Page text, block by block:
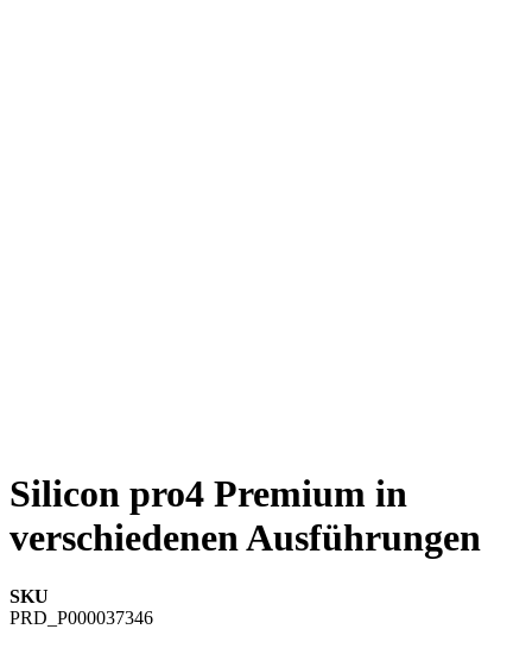
Silicon pro4 Premium in
verschiedenen Ausführungen
SKU
PRD_P000037346